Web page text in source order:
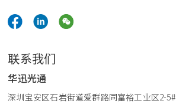
联系我们
华迅光通
深圳宝安区石岩街道爱群路同富裕工业区2-5#